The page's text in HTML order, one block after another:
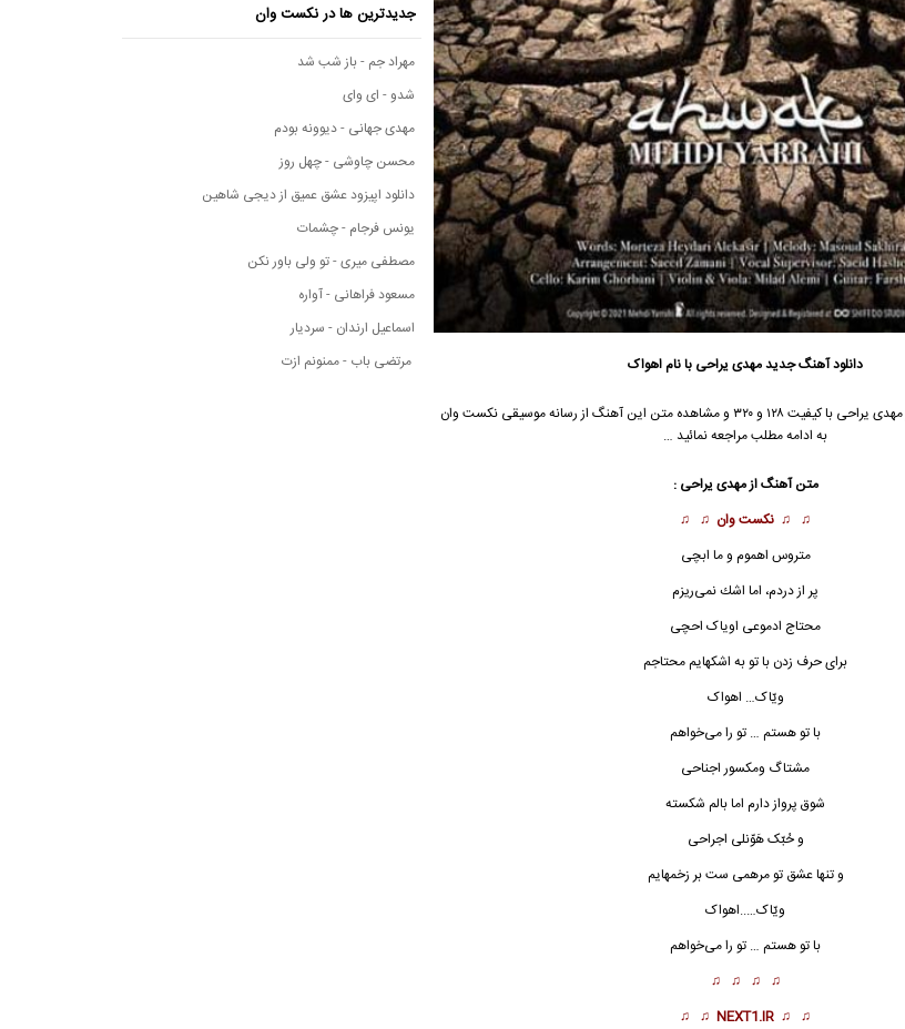
دانلود آهنگ جدیدمهدی یراحی با نام اهواک
مهدی یراحی
با کیفیت ۱۲۸ و ۳۲۰ و مشاهده متن این آهنگ از رسانه موسیقی نکست وان
به ادامه مطلب مراجعه نمائید …
متن آهنگ ازمهدی یراحی :
♫ ♫ نکست وان ♫ ♫
متروس اهموم و ما ابچی
پر از دردم، اما اشك نمى‌ريزم
محتاج ادموعی اویاک احچی
براى حرف زدن با تو به اشكهایم محتاجم
ویّاک… اهواک
با تو هستم … تو را می‌خواهم
مشتاگ ومکسور اجناحی
شوق پرواز دارم اما بالم شكسته
و حُبّک هَوّنلی اجراحی
و تنها عشق تو مرهمی‌ ست بر زخمهایم
ویّاک…..اهواک
با تو هستم … تو را می‌خواهم
♫ ♫ ♫ ♫
♫ ♫
NEXT1.IR
♫ ♫
جدیدترین ها در نکست وان
مهراد جم - باز شب شد
شدو - ای وای
مهدی جهانی - دیوونه بودم
محسن چاوشی - چهل روز
دانلود اپیزود عشق عمیق از دیجی شاهین
یونس فرجام - چشمات
مصطفی میری - تو ولی باور نکن
مسعود فراهانی - آواره
اسماعیل ارندان - سردیار
مرتضی باب - ممنونم ازت